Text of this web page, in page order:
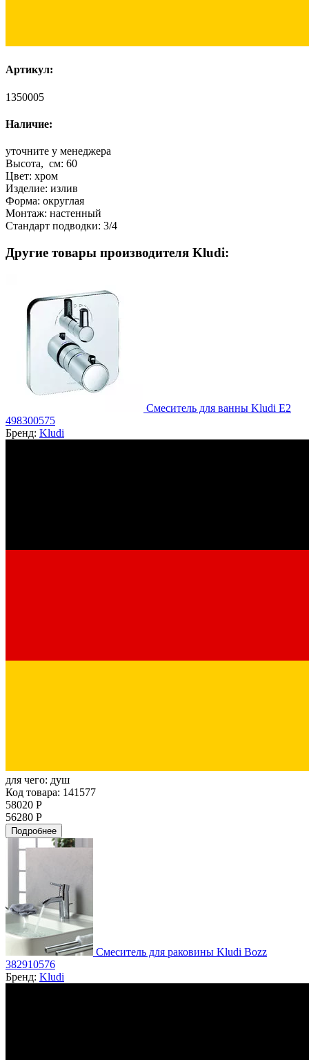
Артикул:
1350005
Наличие:
уточните у менеджера
Высота, см: 60
Цвет: хром
Изделие: излив
Форма: округлая
Монтаж: настенный
Стандарт подводки: 3/4
Другие товары производителя Kludi:
Смеситель для ванны Kludi E2
498300575
Бренд: Kludi
для чего: душ
Код товара: 141577
58020 Р
56280 Р
Подробнее
Смеситель для раковины Kludi Bozz
382910576
Бренд: Kludi